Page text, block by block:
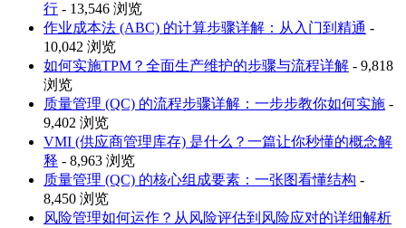
行 - 13,546 浏览
作业成本法 (ABC) 的计算步骤详解：从入门到精通 -
10,042 浏览
如何实施TPM？全面生产维护的步骤与流程详解 - 9,818
浏览
质量管理 (QC) 的流程步骤详解：一步步教你如何实施 -
9,402 浏览
VMI (供应商管理库存) 是什么？一篇让你秒懂的概念解
释 - 8,963 浏览
质量管理 (QC) 的核心组成要素：一张图看懂结构 -
8,450 浏览
风险管理如何运作？从风险评估到风险应对的详细解析